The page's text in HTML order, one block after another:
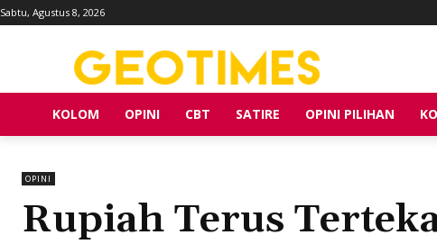
Sabtu, Agustus 8, 2026
KOLOM OPINI CBT SATIRE OPINI PILIHAN
OPINI
Rupiah Terus